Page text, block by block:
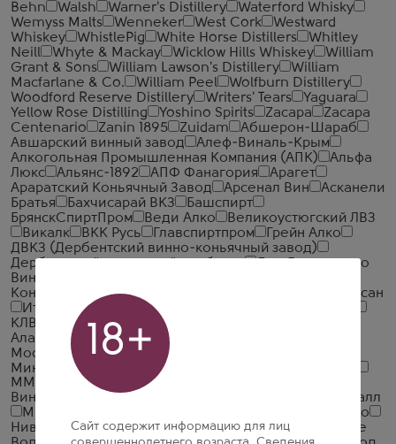
Behn
Walsh Warner's Distillery
Waterford Whisky
Wemyss Malts
Wenneker West Cork
Westward
Whiskey
WhistlePig White Horse Distillers
Whitley
Neill
Whyte & Mackay Wicklow Hills Whiskey
William
Grant & Sons
William Lawson's Distillery
William
Macfarlane & Co.
William Peel
Wolfburn Distillery
Woodford Reserve Distillery
Writers' Tears
Yaguara
Yellow Rose Distilling
Yoshino Spirits Zacapa
Zacapa
Centenario
Zanin 1895 Zuidam
Абшерон-Шараб
Авшарский винный завод
Алеф-Виналь-Крым
Алкогольная Промышленная Компания (АПК)
Альфа
Люкс
Альянс-1892 АПФ Фанагория
Арагет
Араратский Коньячный Завод
Арсенал Вин
Асканели
Братья
Бахчисарай ВКЗ
Башспирт
БрянскСпиртПром
Веди Алко
Великоустюгский ЛВЗ
Викалк
ВКК Русь Главспиртпром
Грейн Алко
ДВКЗ (Дербентский винно-коньячный завод)
Дербентский коньячный комбинат
Дом Грузинского
Вина
Коньячный Завод
Иронсан
Итар Глобал
Кизлярский коньячный завод
КЛВЗ Кристалл
Компания Алкогольных Напитков
Алаверди
Крымская Водочная Компания
Московский
Мердзаванский коньячный завод
Минск Кристалл
Минский завод виноградных вин
ММВЗ (Московский Межреспубликанский
Винодельческий Завод)
Московский завод Кристалл
Мргашен Винно-коньячный завод
Национал Алко
Нива
Новокубанское
Объединенные Пензенские
18+
Сайт содержит информацию для лиц